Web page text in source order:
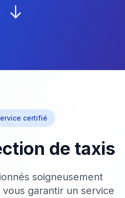
certifié
de taxis
soigneusement
garantir un service